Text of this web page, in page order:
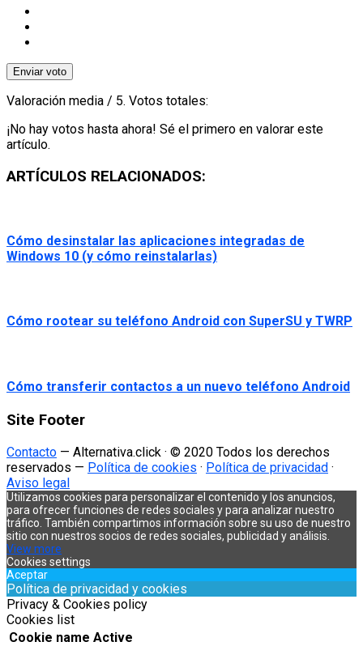
Enviar voto
Valoración media / 5. Votos totales:
¡No hay votos hasta ahora! Sé el primero en valorar este
artículo.
ARTÍCULOS RELACIONADOS:
Cómo desinstalar las aplicaciones integradas de
Windows 10 (y cómo reinstalarlas)
Cómo rootear su teléfono Android con SuperSU y TWRP
Cómo transferir contactos a un nuevo teléfono Android
Site Footer
Contacto — Alternativa.click · © 2020 Todos los derechos
reservados — Política de cookies · Política de privacidad ·
Aviso legal
Utilizamos cookies para personalizar el contenido y los anuncios,
para ofrecer funciones de redes sociales y para analizar nuestro
tráfico. También compartimos información sobre su uso de nuestro
sitio con nuestros socios de redes sociales, publicidad y análisis.
View more
Cookies settings
Aceptar
Política de privacidad y cookies
Privacy & Cookies policy
Cookies list
Cookie name Active